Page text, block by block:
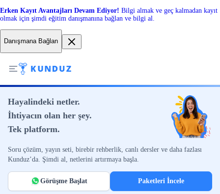
Erken Kayıt Avantajları Devam Ediyor! Bilgi almak ve geç kalmadan kayıt
olmak için şimdi eğitim danışmanına bağlan ve bilgi al.
Danışmana Bağlan
Hayalindeki netler.
İhtiyacın olan her şey.
Tek platform.
Soru çözüm, yayın seti, birebir rehberlik, canlı dersler ve daha fazlası
Kunduz’da. Şimdi al, netlerini artırmaya başla.
Görüşme Başlat Paketleri İncele